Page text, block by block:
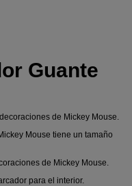
Guante
de Mickey Mouse.
Mouse tiene un tamaño
de Mickey Mouse.
para el interior.